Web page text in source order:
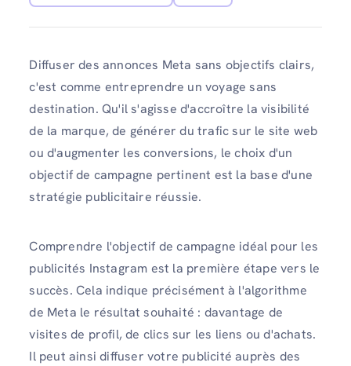
Diffuser des annonces Meta sans objectifs clairs,
c'est comme entreprendre un voyage sans
destination. Qu'il s'agisse d'accroître la visibilité
de la marque, de générer du trafic sur le site web
ou d'augmenter les conversions, le choix d'un
objectif de campagne pertinent est la base d'une
stratégie publicitaire réussie.
Comprendre l'objectif de campagne idéal pour les
publicités Instagram est la première étape vers le
succès. Cela indique précisément à l'algorithme
de Meta le résultat souhaité : davantage de
visites de profil, de clics sur les liens ou d'achats.
Il peut ainsi diffuser votre publicité auprès des